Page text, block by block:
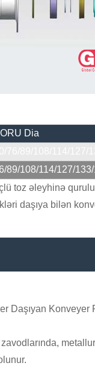
Dia
89/108/114/127/
toz əleyhinə
daşıya bilən
Daşıyan